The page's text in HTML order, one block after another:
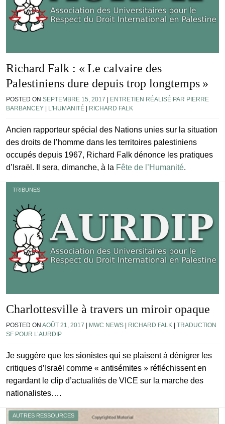
Richard Falk : « Le calvaire des
Palestiniens dure depuis trop longtemps »
POSTED ON SEPTEMBRE 15, 2017
ENTRETIEN RÉALISÉ PAR PIERRE
BARBANCEY
L'HUMANITÉ RICHARD FALK
Ancien rapporteur spécial des Nations unies sur la situation
des droits de l’homme dans les territoires palestiniens
occupés depuis 1967, Richard Falk dénonce les pratiques
d’Israël. Il sera, dimanche, à la Fête de l’Humanité.
TRIBUNES
Charlottesville à travers un miroir opaque
POSTED ON AOÛT 21, 2017 | MWC NEWS | RICHARD FALK | TRADUCTION
SF POUR L’AURDIP
Je suggère que les sionistes qui se plaisent à dénigrer les
critiques d’Israël comme « antisémites » réfléchissent en
regardant le clip d’actualités de VICE sur la marche des
nationalistes….
AUTRES RESSOURCES